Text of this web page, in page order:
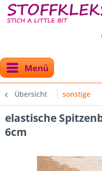
Menü
Übersicht sonstige
elastische
6cm